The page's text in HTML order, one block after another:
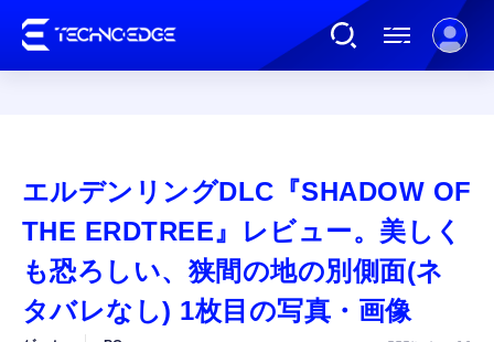
AI
ガジェット
エルデンリングDLC『SHADOW OF
THE ERDTREE』レビュー。美しく
も恐ろしい、狭間の地の別側面(ネ
タバレなし) 1枚目の写真・画像